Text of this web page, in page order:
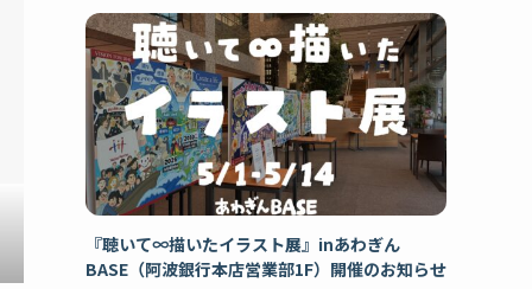
『聴いて∞描いたイラスト展』inあわぎん
BASE（阿波銀行本店営業部1F）開催のお知らせ